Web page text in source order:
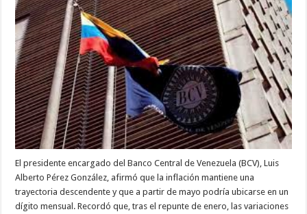
El presidente encargado del Banco Central de Venezuela (BCV), Luis
Alberto Pérez González, afirmó que la inflación mantiene una
trayectoria descendente y que a partir de mayo podría ubicarse en un
dígito mensual. Recordó que, tras el repunte de enero, las variaciones